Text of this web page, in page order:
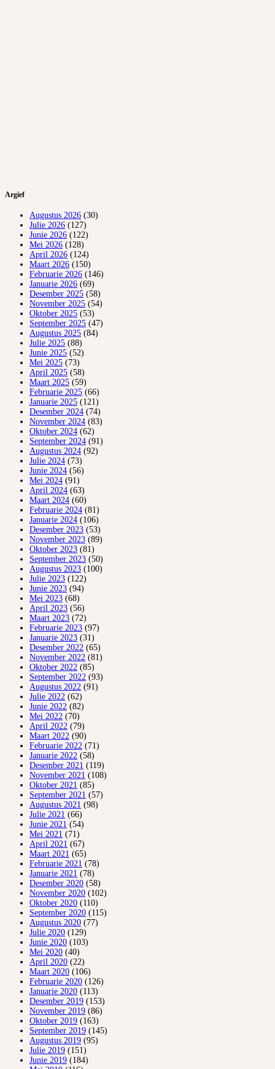
Argief
Augustus 2026 (30)
Julie 2026 (127)
Junie 2026 (122)
Mei 2026 (128)
April 2026 (124)
Maart 2026 (150)
Februarie 2026 (146)
Januarie 2026 (69)
Desember 2025 (58)
November 2025 (54)
Oktober 2025 (53)
September 2025 (47)
Augustus 2025 (84)
Julie 2025 (88)
Junie 2025 (52)
Mei 2025 (73)
April 2025 (58)
Maart 2025 (59)
Februarie 2025 (66)
Januarie 2025 (121)
Desember 2024 (74)
November 2024 (83)
Oktober 2024 (62)
September 2024 (91)
Augustus 2024 (92)
Julie 2024 (73)
Junie 2024 (56)
Mei 2024 (91)
April 2024 (63)
Maart 2024 (60)
Februarie 2024 (81)
Januarie 2024 (106)
Desember 2023 (53)
November 2023 (89)
Oktober 2023 (81)
September 2023 (50)
Augustus 2023 (100)
Julie 2023 (122)
Junie 2023 (94)
Mei 2023 (68)
April 2023 (56)
Maart 2023 (72)
Februarie 2023 (97)
Januarie 2023 (31)
Desember 2022 (65)
November 2022 (81)
Oktober 2022 (85)
September 2022 (93)
Augustus 2022 (91)
Julie 2022 (62)
Junie 2022 (82)
Mei 2022 (70)
April 2022 (79)
Maart 2022 (90)
Februarie 2022 (71)
Januarie 2022 (58)
Desember 2021 (119)
November 2021 (108)
Oktober 2021 (85)
September 2021 (57)
Augustus 2021 (98)
Julie 2021 (66)
Junie 2021 (54)
Mei 2021 (71)
April 2021 (67)
Maart 2021 (65)
Februarie 2021 (78)
Januarie 2021 (78)
Desember 2020 (58)
November 2020 (102)
Oktober 2020 (110)
September 2020 (115)
Augustus 2020 (77)
Julie 2020 (129)
Junie 2020 (103)
Mei 2020 (40)
April 2020 (22)
Maart 2020 (106)
Februarie 2020 (126)
Januarie 2020 (113)
Desember 2019 (153)
November 2019 (86)
Oktober 2019 (163)
September 2019 (145)
Augustus 2019 (95)
Julie 2019 (151)
Junie 2019 (184)